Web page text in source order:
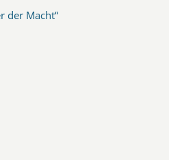
der Macht“